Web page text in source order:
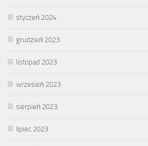
styczeń 2024
grudzień 2023
listopad 2023
wrzesień 2023
sierpień 2023
lipiec 2023